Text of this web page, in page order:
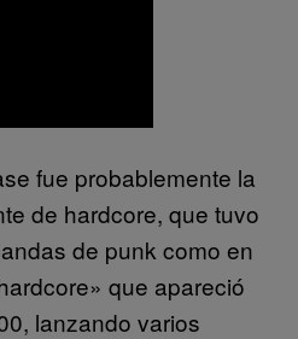
fue probablemente la
de hardcore, que tuvo
de punk como en
que apareció
lanzando varios